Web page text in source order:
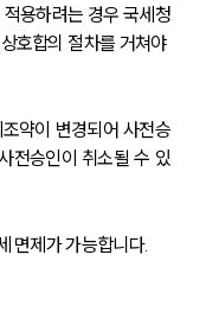
용하려는 경우 국세청
호합의 절차를 거쳐야
약이 변경되어 사전승
전승인이 취소될 수 있
면제가 가능합니다.